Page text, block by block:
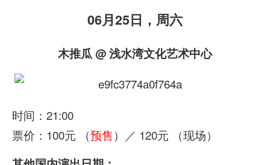
06月25日，周六
木推瓜 @ 浅水湾文化艺术中心
时间：21:00
票价：100元 （预售）／ 120元 （现场）